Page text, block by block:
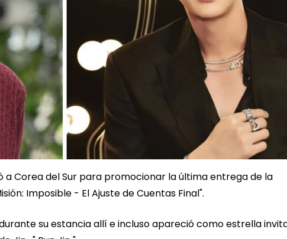
Corea del Sur para promocionar la última entrega de la
Imposible - El Ajuste de Cuentas Final".
su estancia allí e incluso apareció como estrella